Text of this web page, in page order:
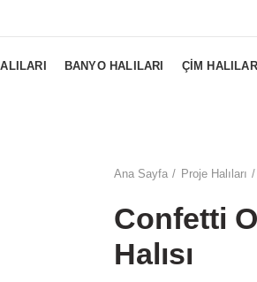
BANYO HALILARI ÇIM HALILAR
Ana Sayfa
Proje Halıları
Confetti
Halısı